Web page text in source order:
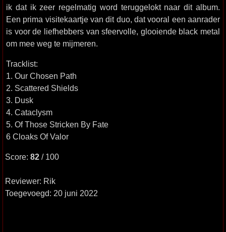
ik dat ik zeer regelmatig word teruggelokt naar dit album.
Een prima visitekaartje van dit duo, dat vooral een aanrader
is voor de liefhebbers van sfeervolle, glooiende black metal
om mee weg te mijmeren.
Tracklist:
1. Our Chosen Path
2. Scattered Shields
3. Dusk
4. Cataclysm
5. Of Those Stricken By Fate
6 Cloaks Of Valor
Score: 82 / 100
Reviewer: Rik
Toegevoegd: 20 juni 2022